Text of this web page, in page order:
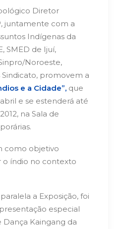
Diretor
juntamente com a
Indígenas da
SMED de Ijuí,
Noroeste,
promovem a
e a Cidade”, que
e se estenderá até
na Sala de
como objetivo
o índio no contexto
a Exposição, foi
especial
Kaingang da